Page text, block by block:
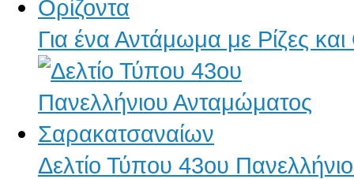
Για ένα Αντάμωμα με Ρίζες και
Δελτίο Τύπου 43ου